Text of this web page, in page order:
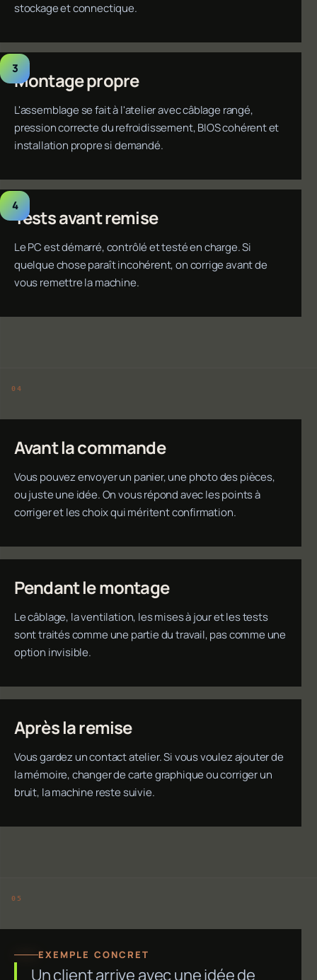
stockage et connectique.
Montage propre
L'assemblage se fait à l'atelier avec câblage rangé,
pression correcte du refroidissement, BIOS cohérent et
installation propre si demandé.
Tests avant remise
Le PC est démarré, contrôlé et testé en charge. Si
quelque chose paraît incohérent, on corrige avant de
vous remettre la machine.
Avant la commande
Vous pouvez envoyer un panier, une photo des pièces,
ou juste une idée. On vous répond avec les points à
corriger et les choix qui méritent confirmation.
Pendant le montage
Le câblage, la ventilation, les mises à jour et les tests
sont traités comme une partie du travail, pas comme une
option invisible.
Après la remise
Vous gardez un contact atelier. Si vous voulez ajouter de
la mémoire, changer de carte graphique ou corriger un
bruit, la machine reste suivie.
EXEMPLE CONCRET
Un client arrive avec une idée de